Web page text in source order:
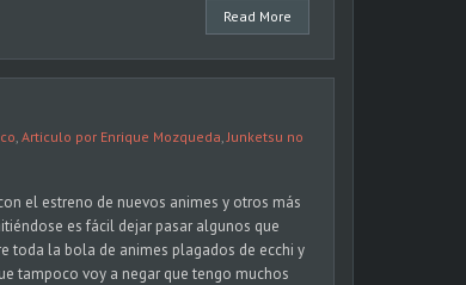
Read More
Articulo por Enrique Mozqueda Junketsu no
el estreno de nuevos animes y otros más
es fácil dejar pasar algunos que
toda la bola de animes plagados de ecchi y
tampoco voy a negar que tengo muchos